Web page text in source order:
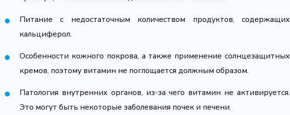
Питание с недостаточным количеством продуктов, содержащих
кальциферол.
Особенности кожного покрова, а также применение солнцезащитных
кремов, поэтому витамин не поглощается должным образом.
Патология внутренних органов, из-за чего витамин не активируется.
Это могут быть некоторые заболевания почек и печени.